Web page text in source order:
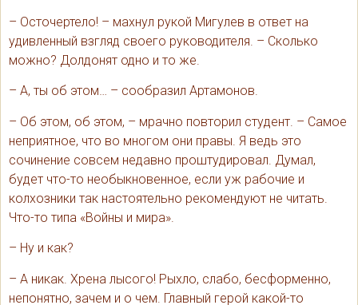
– Осточертело! – махнул рукой Мигулев в ответ на
удивленный взгляд своего руководителя. – Сколько
можно? Долдонят одно и то же.
– А, ты об этом… – сообразил Артамонов.
– Об этом, об этом, – мрачно повторил студент. – Самое
неприятное, что во многом они правы. Я ведь это
сочинение совсем недавно проштудировал. Думал,
будет что-то необыкновенное, если уж рабочие и
колхозники так настоятельно рекомендуют не читать.
Что-то типа «Войны и мира».
– Ну и как?
– А никак. Хрена лысого! Рыхло, слабо, бесформенно,
непонятно, зачем и о чем. Главный герой какой-то